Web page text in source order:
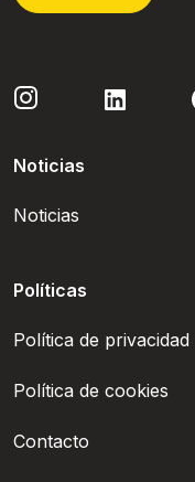
Noticias
Noticias
Políticas
Política de privacidad
Política de cookies
Contacto